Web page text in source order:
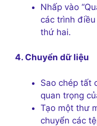
Nhấp vào
các trình
thứ hai.
4. Chuyển dữ liệu
Sao chép tất
quan trọng
Tạo một thư
chuyển các